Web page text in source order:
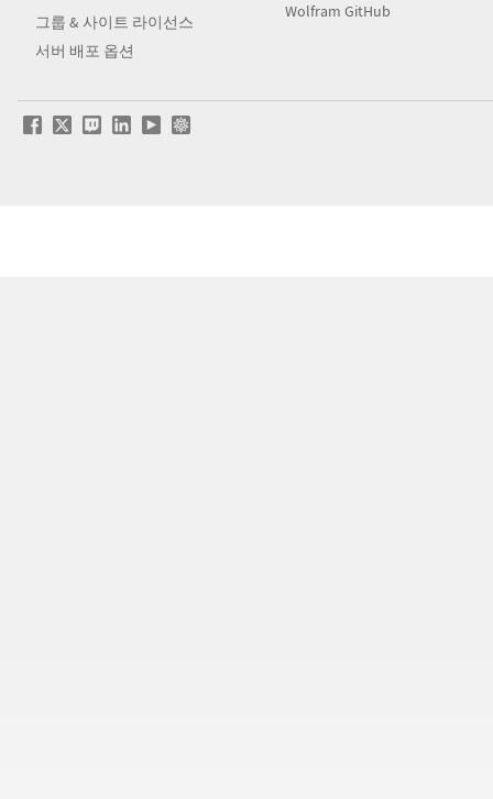
그룹 & 사이트 라이선스
서버 배포 옵션
Wolfram GitHub